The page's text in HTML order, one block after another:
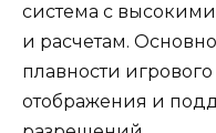
система с
и расчетам.
плавности
отображения и